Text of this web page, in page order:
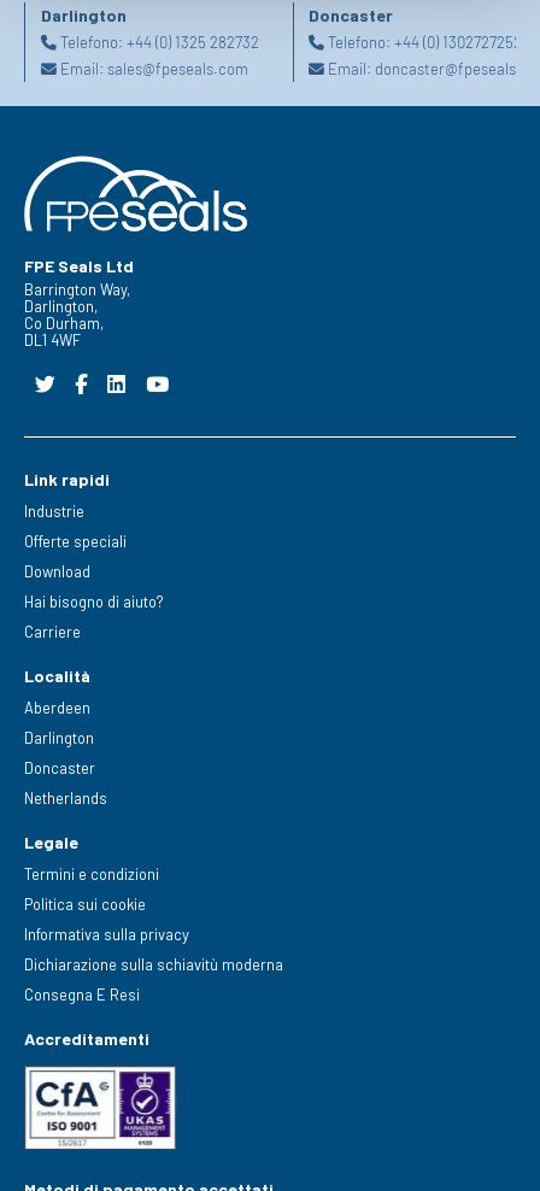
Darlington
Telefono: +44 (0) 1325 282732
Email: sales@fpeseals.com
Doncaster
Telefono:+44 (0) 1302727252
Email:
FPE Seals Ltd
Barrington Way,
Darlington,
Co Durham,
DL1 4WF
Link rapidi
Industrie
Offerte speciali
Download
Hai bisogno di aiuto?
Carriere
Località
Aberdeen
Darlington
Doncaster
Netherlands
Legale
Termini e condizioni
Politica sui cookie
Informativa sulla privacy
Dichiarazione sulla schiavitù moderna
Consegna E Resi
Accreditamenti